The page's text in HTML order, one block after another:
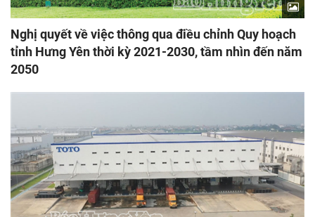
Nghị quyết về việc thông qua điều chỉnh Quy hoạch
tỉnh Hưng Yên thời kỳ 2021-2030, tầm nhìn đến năm
2050